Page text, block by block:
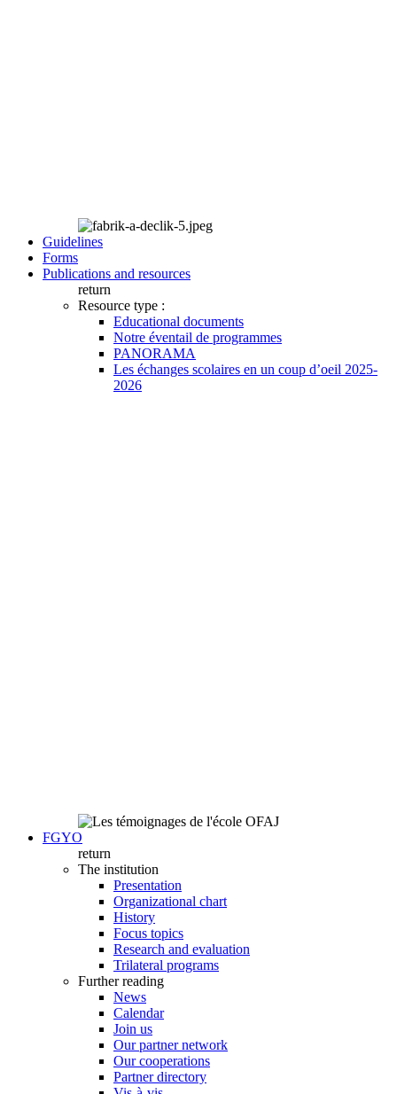
Guidelines
Forms
Publications and resources
return
Resource type :
Educational documents
Notre éventail de programmes
PANORAMA
Les échanges scolaires en un coup d’oeil 2025-
2026
FGYO
return
The institution
Presentation
Organizational chart
History
Focus topics
Research and evaluation
Trilateral programs
Further reading
News
Calendar
Join us
Our partner network
Our cooperations
Partner directory